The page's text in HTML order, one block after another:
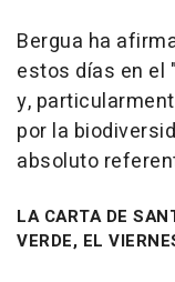
Bergua ha
estos días en el
y,
por la
absoluto
LA CARTA DE
VERDE, EL